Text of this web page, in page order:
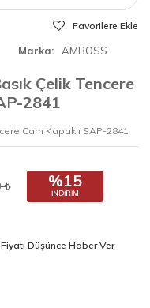
Favorilere Ekle
Marka AMBOSS
Çelik Tencere
2841
Cam Kapaklı SAP-2841
%15
İNDIRIM
Fiyatı Düşünce Haber Ver